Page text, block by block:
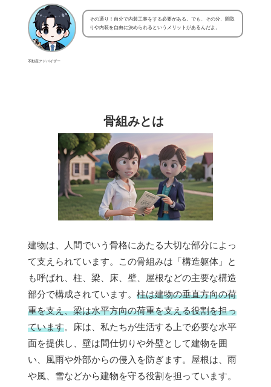
不動産アドバイザー
その通り！自分で内装工事をする必要がある。でも、その分、間取
りや内装を自由に決められるというメリットがあるんだよ。
骨組みとは
建物は、人間でいう骨格にあたる大切な部分によっ
て支えられています。この骨組みは「構造躯体」と
も呼ばれ、柱、梁、床、壁、屋根などの主要な構造
部分で構成されています。 柱は建物の垂直方向の荷
重を支え、梁は水平方向の荷重を支える役割を担っ
ています。床は、私たちが生活する上で必要な水平
面を提供し、壁は間仕切りや外壁として建物を囲
い、風雨や外部からの侵入を防ぎます。屋根は、雨
や風、雪などから建物を守る役割を担っています。